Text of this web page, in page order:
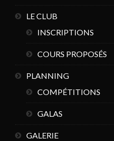
LE CLUB
INSCRIPTIONS
COURS PROPOSÉS
PLANNING
COMPÉTITIONS
GALAS
GALERIE